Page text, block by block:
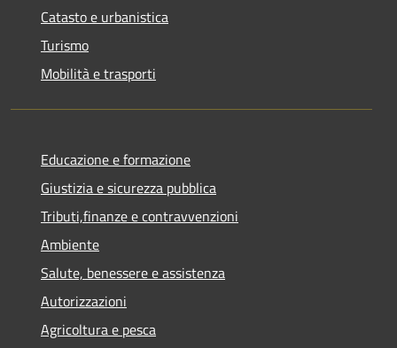
Catasto e urbanistica
Turismo
Mobilità e trasporti
Educazione e formazione
Giustizia e sicurezza pubblica
Tributi,finanze e contravvenzioni
Ambiente
Salute, benessere e assistenza
Autorizzazioni
Agricoltura e pesca